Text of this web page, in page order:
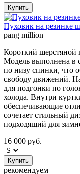
Купить
Пуховик на резинке
pang million
Короткий шерстяной
Модель выполнена в
по низу спинки, что
свободу движений.
для подгонки по
холода. Внутри
обеспечивающие
сочетает стильный
подходящий для
16 000 руб.
Купить
рекомендуем